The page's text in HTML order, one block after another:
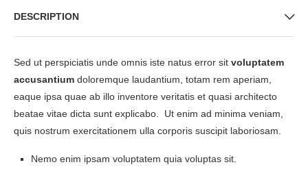
DESCRIPTION
Sed ut perspiciatis unde omnis iste natus error sit voluptatem
accusantium doloremque laudantium, totam rem aperiam,
eaque ipsa quae ab illo inventore veritatis et quasi architecto
beatae vitae dicta sunt explicabo. Ut enim ad minima veniam,
quis nostrum exercitationem ulla corporis suscipit laboriosam.
Nemo enim ipsam voluptatem quia voluptas sit.